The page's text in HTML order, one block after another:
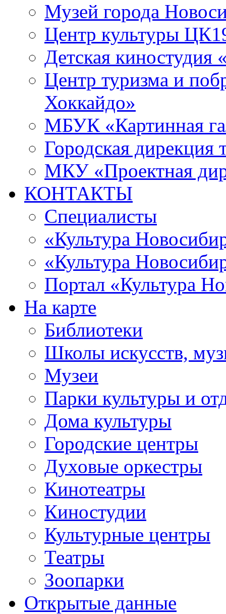
Музей города
Центр культуры
Детская киностудия
Центр туризма и
Хоккайдо»
МБУК «Картинная
Городская дирекция
МКУ «Проектная
КОНТАКТЫ
Специалисты
«Культура
«Культура
Портал «Культура
На карте
Библиотеки
Школы искусств,
Музеи
Парки культуры и
Дома культуры
Городские центры
Духовые оркестры
Кинотеатры
Киностудии
Культурные центры
Театры
Зоопарки
Открытые данные